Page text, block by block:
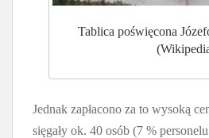
Tablica poświęcona
Jednak zapłacono za to wysoką
sięgały ok. 40 osób (7 %